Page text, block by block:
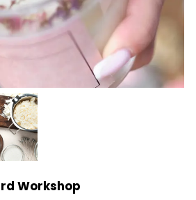
Workshop